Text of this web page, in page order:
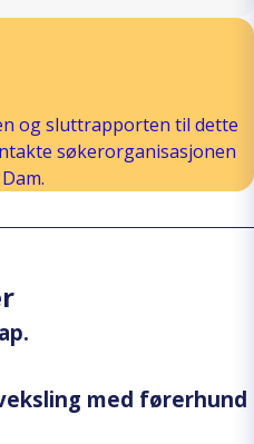
og sluttrapporten til dette
søkerorganisasjonen
med førerhund